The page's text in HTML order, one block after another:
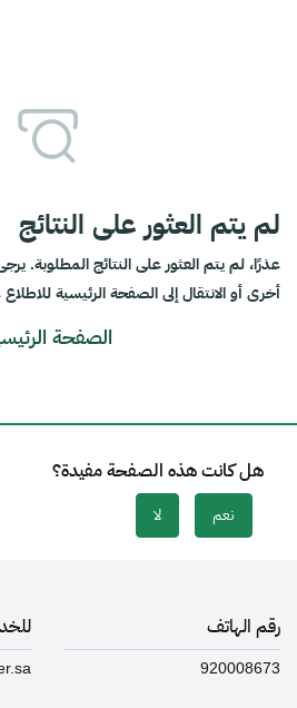
لم يتم العثور على النتائج
عذرًا، لم يتم العثور على النتائج المطلوبة.
أخرى أو الانتقال إلى الصفحة الرئيسية
الصفحة
هل كانت هذه الصفحة مفيدة؟
نعم لا
رقم الهاتف
920008673